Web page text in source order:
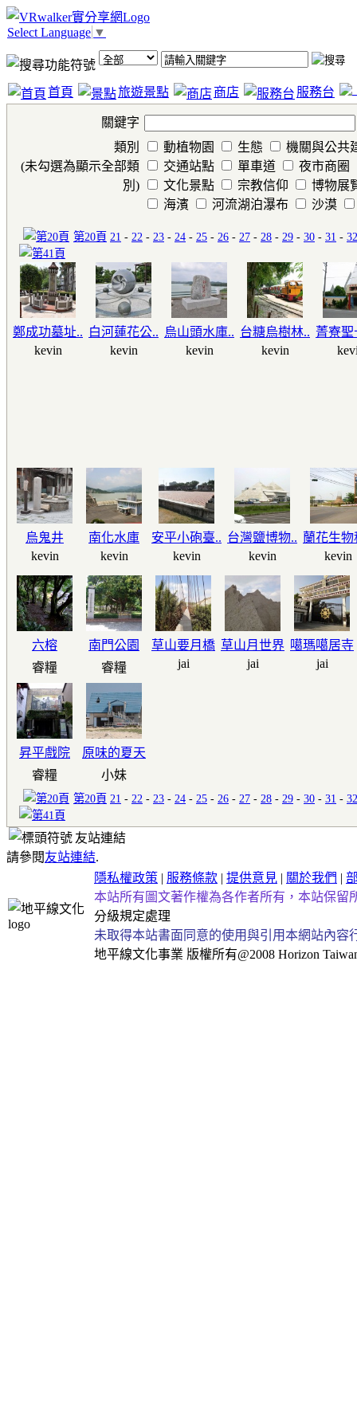
Select Language ▼
首頁 旅遊景點 商店 服務台
關鍵字
類別
(未勾選為顯示全部類
別)
動植物園 生態
機關與公共
交通站點
單車道
夜市商圈
文化景點
宗教信仰
博物展
海濱
河流湖泊瀑布 沙漠
第20頁 21 - 22 - 23 - 24 - 25 - 26 - 27 - 28 - 29 - 30 - 31 - 32
鄭成功墓址..
kevin
白河蓮花公..
kevin
烏山頭水庫..
kevin
台糖烏樹林..
kevin
菁寮聖
烏鬼井
kevin
南化水庫
kevin
安平小砲臺..
kevin
台灣鹽博物..
kevin
蘭花生物
kevin
六榕
睿糧
南門公園
睿糧
草山要月橋
jai
草山月世界
jai
噶瑪噶居寺
jai
昇平戲院
睿糧
原味的夏天
小妹
第20頁 21 - 22 - 23 - 24 - 25 - 26 - 27 - 28 - 29 - 30 - 31 - 32
友站連結
請參閱友站連結.
隱私權政策 | 服務條款 | 提供意見 | 關於我們 |
本站所有圖文著作權為各作者所有，本站保留
分級規定處理
未取得本站書面同意的使用與引用本網站內
地平線文化事業 版權所有@2008 Horizon